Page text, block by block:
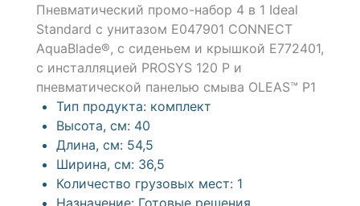
Пневматический промо-набор 4 в 1 Ideal
Standard с унитазом E047901 CONNECT
AquaBlade®, с сиденьем и крышкой E772401,
с инсталляцией PROSYS 120 P и
пневматической панелью смыва OLEAS™ P1
Тип продукта: комплект
Высота, см: 40
Длина, см: 54,5
Ширина, см: 36,5
Количество грузовых мест: 1
Назначение: Готовые решения